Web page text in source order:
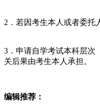
2．若因考生本人或者委托
3．申请自学考试本科层次
关后果由考生本人承担。
编辑推荐：